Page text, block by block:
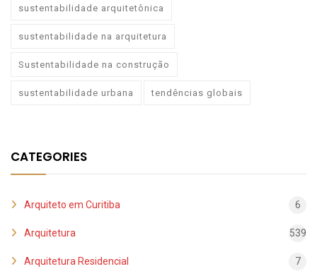
sustentabilidade arquitetônica
sustentabilidade na arquitetura
Sustentabilidade na construção
sustentabilidade urbana tendências globais
CATEGORIES
Arquiteto em Curitiba 6
Arquitetura 539
Arquitetura Residencial 7